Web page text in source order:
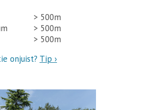
> 500m
> 500m
> 500m
onjuist? Tip ›